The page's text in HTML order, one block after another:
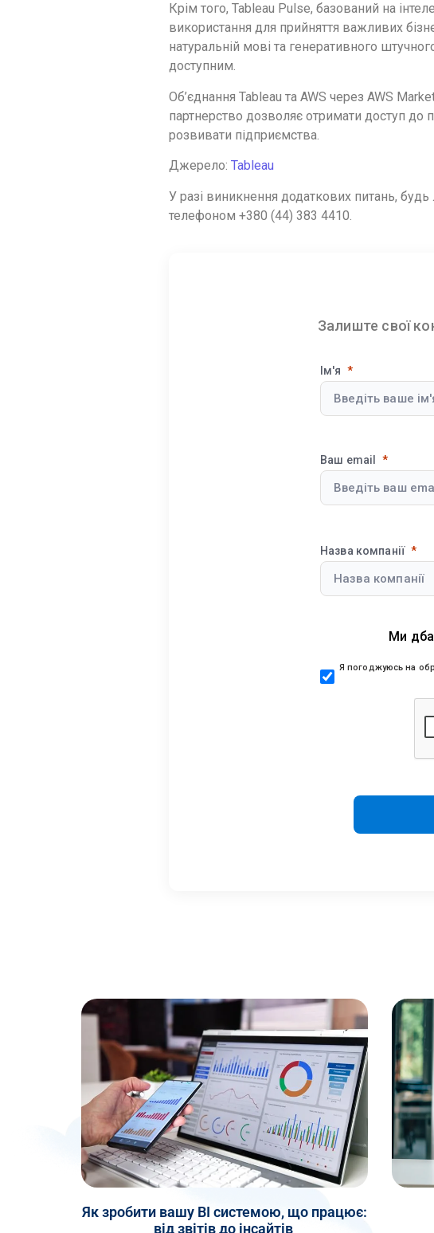
Крім того, Tableau Pulse, базований на
використання для прийняття важливих
натуральній мові та генеративного
доступним.
Об’єднання Tableau та AWS через AWS
партнерство дозволяє отримати доступ до
розвивати підприємства.
Джерело: Tableau
У разі виникнення додаткових питань,
телефоном +380 (44) 383 4410.
Залиште свої
Ім'я
Ваш email
Назва компанії
Ми
Я погоджуюсь на
Як зробити вашу BI системою, що працює:
від звітів до інсайтів